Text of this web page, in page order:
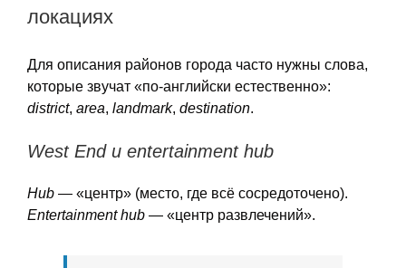
локациях
Для описания районов города часто нужны слова,
которые звучат «по-английски естественно»:
district, area, landmark, destination.
West End и entertainment hub
Hub — «центр» (место, где всё сосредоточено).
Entertainment hub — «центр развлечений».